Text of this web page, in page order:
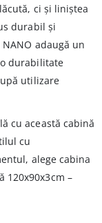
ci și liniștea
durabil și
adaugă un
durabilitate
utilizare
cu această cabină
cu
alege cabina
120x90x3cm –